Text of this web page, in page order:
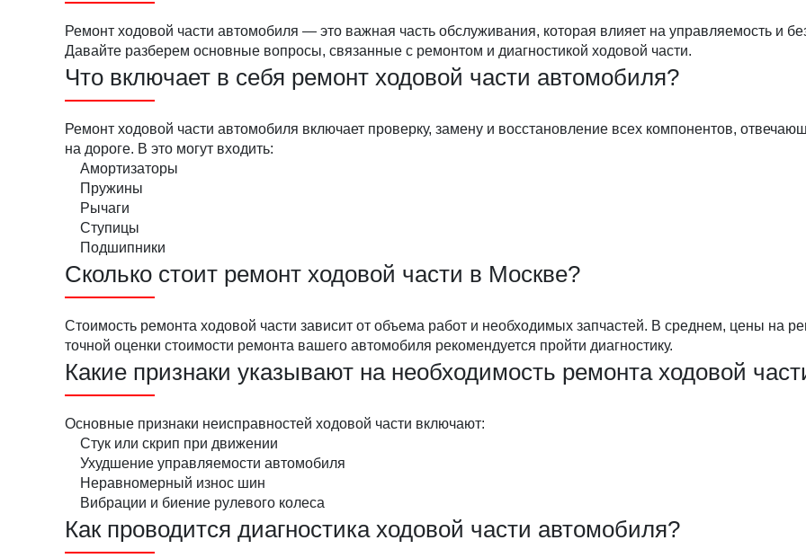
Ремонт ходовой части автомобиля — это важная часть обслуживания, которая влияет на управляемость и
Давайте разберем основные вопросы, связанные с ремонтом и диагностикой ходовой части.
Что включает в себя ремонт ходовой части автомобиля?
Ремонт ходовой части автомобиля включает проверку, замену и восстановление всех компонентов,
на дороге. В это могут входить:
Амортизаторы
Пружины
Рычаги
Ступицы
Подшипники
Сколько стоит ремонт ходовой части в Москве?
Стоимость ремонта ходовой части зависит от объема работ и необходимых запчастей. В среднем, цены на
точной оценки стоимости ремонта вашего автомобиля рекомендуется пройти диагностику.
Какие признаки указывают на необходимость ремонта ходовой
Основные признаки неисправностей ходовой части включают:
Стук или скрип при движении
Ухудшение управляемости автомобиля
Неравномерный износ шин
Вибрации и биение рулевого колеса
Как проводится диагностика ходовой части автомобиля?